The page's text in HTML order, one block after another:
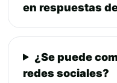
en respuestas
¿Se puede
redes sociales?